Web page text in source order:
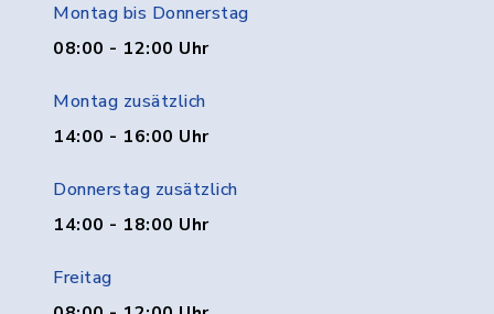
Montag bis Donnerstag
08:00 - 12:00 Uhr
Montag zusätzlich
14:00 - 16:00 Uhr
Donnerstag zusätzlich
14:00 - 18:00 Uhr
Freitag